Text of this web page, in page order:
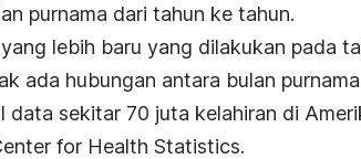
purnama dari tahun ke tahun.
lebih baru yang dilakukan pada
ada hubungan antara bulan
data sekitar 70 juta kelahiran di
for Health Statistics.